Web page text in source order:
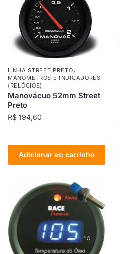
LINHA STREET PRETO,
MANÔMETROS E INDICADORES
(RELÓGIOS)
Manovácuo 52mm Street
Preto
R$ 194,60
Adicionar ao carrinho